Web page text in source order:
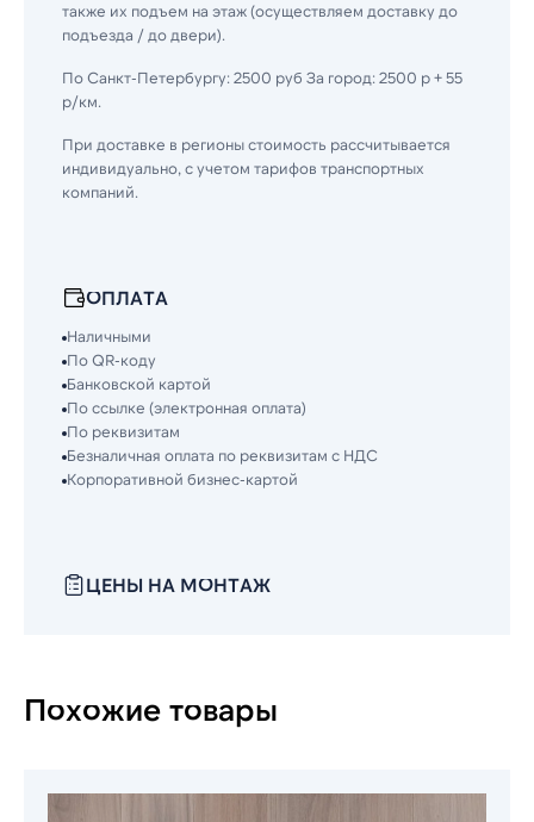
также их подъем на этаж (осуществляем доставку до
подъезда / до двери).
По Санкт-Петербургу: 2500 руб За город: 2500 р + 55
р/км.
При доставке в регионы стоимость рассчитывается
индивидуально, с учетом тарифов транспортных
компаний.
ОПЛАТА
Наличными
По QR-коду
Банковской картой
По ссылке (электронная оплата)
По реквизитам
Безналичная оплата по реквизитам с НДС
Корпоративной бизнес-картой
ЦЕНЫ НА МОНТАЖ
Похожие товары